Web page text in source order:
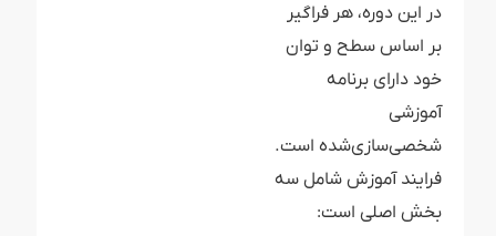
در این دوره، هر فراگیر
بر اساس سطح و توان
خود دارای برنامه‌
آموزشی
شخصی‌سازی‌شده است.
فرایند آموزش شامل سه
بخش اصلی است: